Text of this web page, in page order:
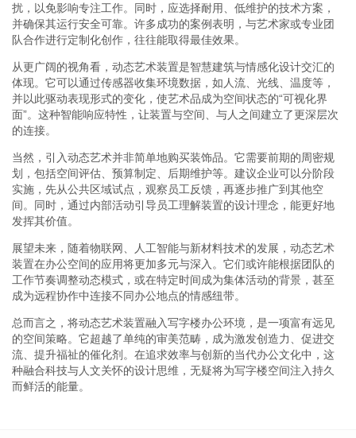
扰，以免影响专注工作。同时，应选择耐用、低维护的技术方案，
并确保其运行安全可靠。许多成功的案例表明，与艺术家或专业团
队合作进行定制化创作，往往能取得最佳效果。
从更广阔的视角看，动态艺术装置是智慧建筑与情感化设计交汇的
体现。它可以通过传感器收集环境数据，如人流、光线、温度等，
并以此驱动表现形式的变化，使艺术品成为空间状态的“可视化界
面”。这种智能响应特性，让装置与空间、与人之间建立了更深层次
的连接。
当然，引入动态艺术并非简单地购买装饰品。它需要前期的周密规
划，包括空间评估、预算制定、后期维护等。建议企业可以分阶段
实施，先从公共区域试点，观察员工反馈，再逐步推广到其他空
间。同时，通过内部活动引导员工理解装置的设计理念，能更好地
发挥其价值。
展望未来，随着物联网、人工智能与新材料技术的发展，动态艺术
装置在办公空间的应用将更加多元与深入。它们或许能根据团队的
工作节奏调整动态模式，或在特定时间成为集体活动的背景，甚至
成为远程协作中连接不同办公地点的情感纽带。
总而言之，将动态艺术装置融入写字楼办公环境，是一项富有远见
的空间策略。它超越了单纯的审美范畴，成为激发创造力、促进交
流、提升福祉的催化剂。在追求效率与创新的当代办公文化中，这
种融合科技与人文关怀的设计思维，无疑将为写字楼空间注入持久
而鲜活的能量。